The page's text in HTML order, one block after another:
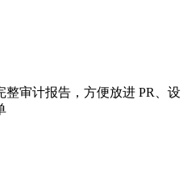
整审计报告，方便放进 PR、设